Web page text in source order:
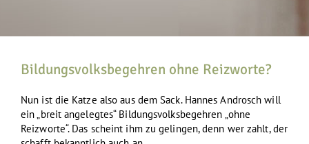
Bildungsvolksbegehren ohne Reizworte?
Nun ist die Katze also aus dem Sack. Hannes Androsch will
ein „breit angelegtes“ Bildungsvolksbegehren „ohne
Reizworte“. Das scheint ihm zu gelingen, denn wer zahlt, der